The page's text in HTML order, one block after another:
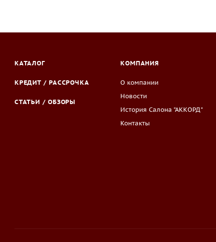
КАТАЛОГ
КРЕДИТ / РАССРОЧКА
СТАТЬИ / ОБЗОРЫ
КОМПАНИЯ
О компании
Новости
История Салона "АККОРД"
Контакты